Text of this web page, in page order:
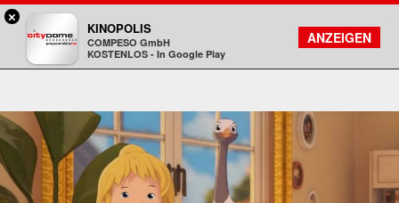
Kinopolis
FILMSUCHE
KONTO
×
KINOPOLIS
COMPESO GmbH
KOSTENLOS - In Google Play
ANZEIGEN